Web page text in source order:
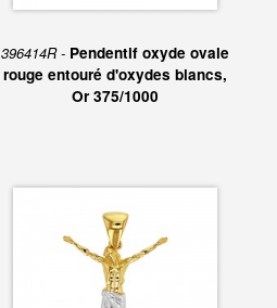
396414R - Pendentif oxyde ovale
rouge entouré d'oxydes blancs,
Or 375/1000